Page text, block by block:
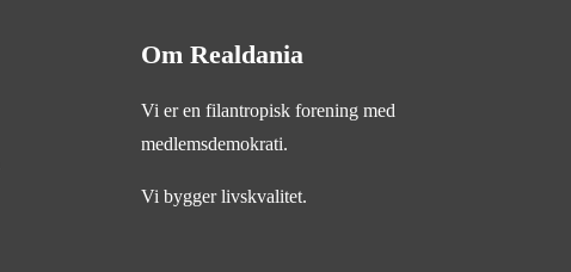
Om Realdania
Vi er en filantropisk forening med
medlemsdemokrati.
Vi bygger livskvalitet.